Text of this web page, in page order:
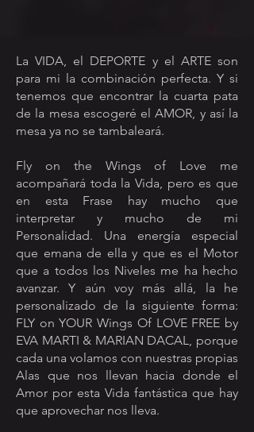
La VIDA, el DEPORTE y el ARTE son
para mi la combinación perfecta. Y si
tenemos que encontrar la cuarta pata
de la mesa escogeré el AMOR, y así la
mesa ya no se tambaleará.
Fly on the Wings of Love me
acompañará toda la Vida, pero es que
en esta Frase hay mucho que
interpretar y mucho de mi
Personalidad. Una energía especial
que emana de ella y que es el Motor
que a todos los Niveles me ha hecho
avanzar. Y aún voy más allá, la he
personalizado de la siguiente forma:
FLY on YOUR Wings Of LOVE FREE by
EVA MARTI & MARIAN DACAL, porque
cada una volamos con nuestras propias
Alas que nos llevan hacia donde el
Amor por esta Vida fantástica que hay
que aprovechar nos lleva.